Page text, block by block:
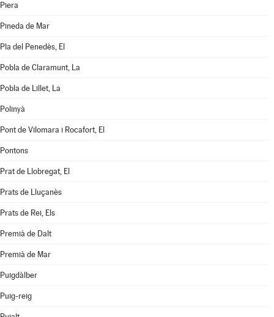
Piera
Pineda de Mar
Pla del Penedès, El
Pobla de Claramunt, La
Pobla de Lillet, La
Polinyà
Pont de Vilomara i Rocafort, El
Pontons
Prat de Llobregat, El
Prats de Lluçanès
Prats de Rei, Els
Premià de Dalt
Premià de Mar
Puigdàlber
Puig-reig